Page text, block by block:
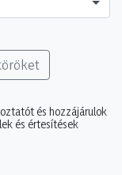
és hozzájárulok
és értesítések